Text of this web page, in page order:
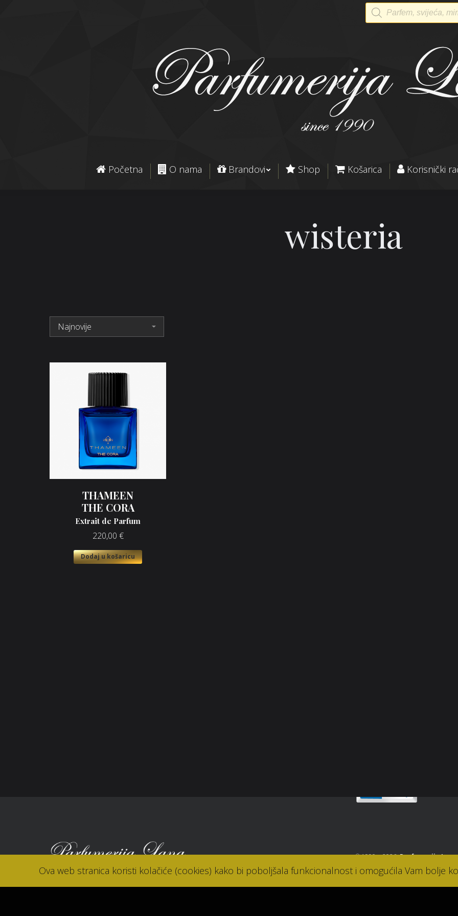
Products
search
Početna O nama Brandovi Shop Košarica Korisnički
wisteria
THAMEEN
THE CORA
Extrait de Parfum
220,00 €
Dodaj u košaricu
© 1990. - 2026.Parfumerija Lana
Ova web stranica koristi kolačiće (cookies) kako bi poboljšala funkcionalnost i omogućila Vam bolje